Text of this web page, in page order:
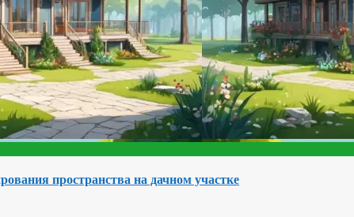
пространства на дачном участке